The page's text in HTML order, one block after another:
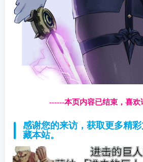
------本页内容已结束，喜欢
感谢您的来访，获取更多精
藏本站。